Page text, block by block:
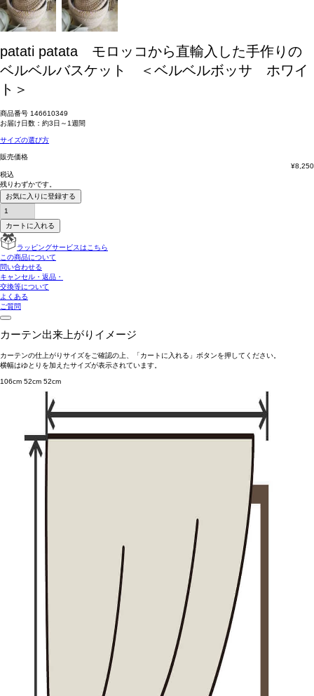
patati patata モロッコから直輸入した手作りの
ベルベルバスケット ＜ベルベルボッサ ホワイ
ト＞
商品番号 146610349
お届け日数：約3日～1週間
サイズの選び方
販売価格
¥8,250
税込
残りわずかです。
お気に入りに登録する
カートに入れる
ラッピングサービスはこちら
この商品について
問い合わせる
キャンセル・返品・
交換等について
よくある
ご質問
カーテン出来上がりイメージ
カーテンの仕上がりサイズをご確認の上、「カートに入れる」ボタンを押してください。
横幅はゆとりを加えたサイズが表示されています。
106cm 52cm 52cm